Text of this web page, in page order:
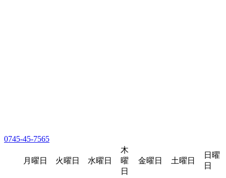
0745-45-7565
月曜日 火曜日 水曜日
木
曜
日
金曜日 土曜日
日曜
日